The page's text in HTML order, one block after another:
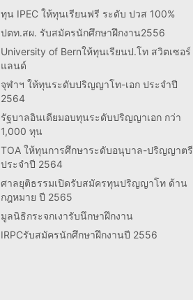
ทุน IPEC ให้ทุนเรียนฟรี ระดับ ปวส 100%
ปตท.สผ. รับสมัครนักศึกษาฝึกงาน2556
University of Bernให้ทุนเรียนป.โท สวิตเซอร์
แลนด์
จุฬาฯ ให้ทุนระดับปริญญาโท-เอก ประจำปี
2564
รัฐบาลอินเดียมอบทุนระดับปริญญาเอก กว่า
1,000 ทุน
TOA ให้ทุนการศึกษาระดับอนุบาล-ปริญญาตรี
ประจำปี 2564
ศาลยุติธรรมเปิดรับสมัครทุนปริญญาโท ด้าน
กฎหมาย ปี 2565
มูลนิธิกระจกเงารับนึกษาฝึกงาน
IRPCรับสมัครนักศึกษาฝึกงานปี 2556